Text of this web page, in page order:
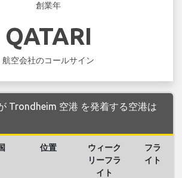
創業年
QATARI
航空会社のコールサイン
Trondheim 空港 を発着する空港は
位置
ウィーク
リーフラ
イト
フラ
イト